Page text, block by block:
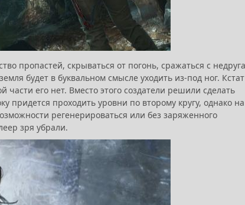
пропастей, скрываться от погонь, сражаться с
будет в буквальном смысле уходить из-под ног.
его нет. Вместо этого создатели решили сделать
придется проходить уровни по второму кругу, однако на
регенерироваться или без заряженного
зря убрали.